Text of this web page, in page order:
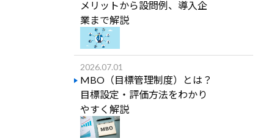
メリットから設問例、導入企
業まで解説
2026.07.01
MBO（目標管理制度）とは？
目標設定・評価方法をわかり
やすく解説